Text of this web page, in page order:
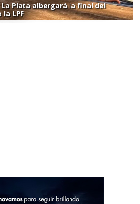
La Plata albergará la final del
la LPF